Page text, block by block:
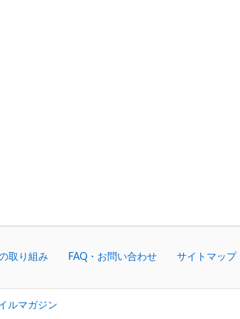
取り組み FAQ・お問い合わせ サイトマップ
ルマガジン